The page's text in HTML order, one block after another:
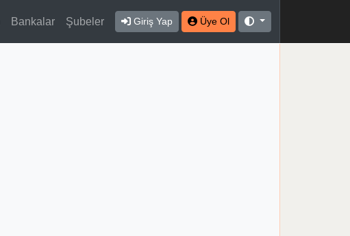
Bankalar Şubeler Giriş Yap Üye Ol